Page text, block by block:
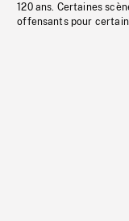
120 ans. Certaines
offensants pour